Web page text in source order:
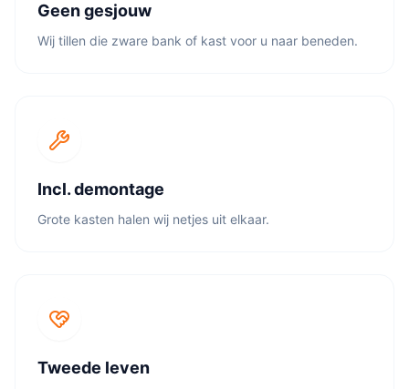
Geen gesjouw
Wij tillen die zware bank of kast voor u naar beneden.
Incl. demontage
Grote kasten halen wij netjes uit elkaar.
Tweede leven